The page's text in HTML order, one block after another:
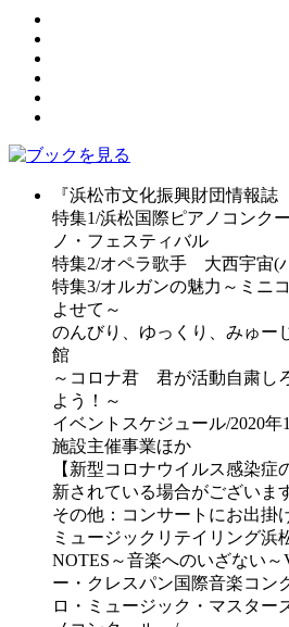
『浜松市文化振興財団情報誌
特集1/浜松国際ピアノコンク
ノ・フェスティバル
特集2/オペラ歌手 大西宇宙(
特集3/オルガンの魅力～ミニ
よせて～
のんびり、ゆっくり、みゅー
館
～コロナ君 君が活動自粛し
よう！～
イベントスケジュール/2020年
施設主催事業ほか
【新型コロナウイルス感染
新されている場合がございま
その他：コンサートにお出
ミュージックリテイリング浜
NOTES～音楽へのいざない～
ー・クレスパン国際音楽コン
ロ・ミュージック・マスター